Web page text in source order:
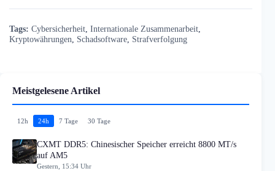
Tags: Cybersicherheit Internationale Zusammenarbeit
Kryptowährungen
Schadsoftware Strafverfolgung
Meistgelesene Artikel
12h 24h 7 Tage 30 Tage
CXMT DDR5: Chinesischer Speicher erreicht 8800 MT/s
auf AM5
Gestern, 15:34 Uhr